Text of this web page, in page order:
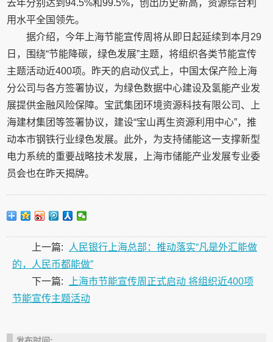
去年分别达到94.5%和99.5%，创出历史新高，资源综合利
用水平全国领先。
据介绍，今年上海节能宣传周将从即日起延续到本月29
日，围绕“节能降碳，绿色发展”主题，将组织各类节能宣传
主题活动近400项。昨天的启动仪式上，中国太保产险上海
分公司与各方签署协议，为绿色数据中心建设及氢能产业发
展提供金融风险保障。宝武集团环境资源科技有限公司、上
海建材集团等签署协议，建设“宝山再生资源利用中心”，推
动本市钢铁行业绿色发展。此外，为支持储能这一支撑新型
电力系统的重要战略技术发展，上海市储能产业发展专业委
员会也在昨天揭牌。
上一篇:
人民银行上海总部：推动落实“凡是外汇能做
的，人民币都能做”
下一篇:
上海市节能宣传周正式启动 将组织近400项
节能宣传主题活动